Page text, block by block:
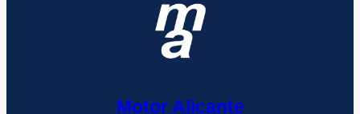
Motor Alicante